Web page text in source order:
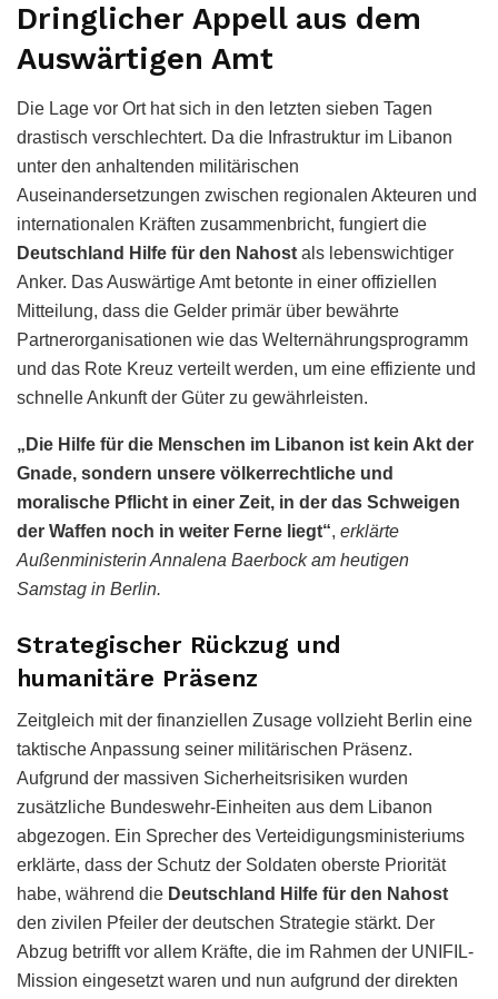
Dringlicher Appell aus dem
Auswärtigen Amt
Die Lage vor Ort hat sich in den letzten sieben Tagen
drastisch verschlechtert. Da die Infrastruktur im Libanon
unter den anhaltenden militärischen
Auseinandersetzungen zwischen regionalen Akteuren und
internationalen Kräften zusammenbricht, fungiert die
Deutschland Hilfe für den Nahost als lebenswichtiger
Anker. Das Auswärtige Amt betonte in einer offiziellen
Mitteilung, dass die Gelder primär über bewährte
Partnerorganisationen wie das Welternährungsprogramm
und das Rote Kreuz verteilt werden, um eine effiziente und
schnelle Ankunft der Güter zu gewährleisten.
„Die Hilfe für die Menschen im Libanon ist kein Akt der
Gnade, sondern unsere völkerrechtliche und
moralische Pflicht in einer Zeit, in der das Schweigen
der Waffen noch in weiter Ferne liegt“, erklärte
Außenministerin Annalena Baerbock am heutigen
Samstag in Berlin.
Strategischer Rückzug und
humanitäre Präsenz
Zeitgleich mit der finanziellen Zusage vollzieht Berlin eine
taktische Anpassung seiner militärischen Präsenz.
Aufgrund der massiven Sicherheitsrisiken wurden
zusätzliche Bundeswehr-Einheiten aus dem Libanon
abgezogen. Ein Sprecher des Verteidigungsministeriums
erklärte, dass der Schutz der Soldaten oberste Priorität
habe, während die Deutschland Hilfe für den Nahost
den zivilen Pfeiler der deutschen Strategie stärkt. Der
Abzug betrifft vor allem Kräfte, die im Rahmen der UNIFIL-
Mission eingesetzt waren und nun aufgrund der direkten